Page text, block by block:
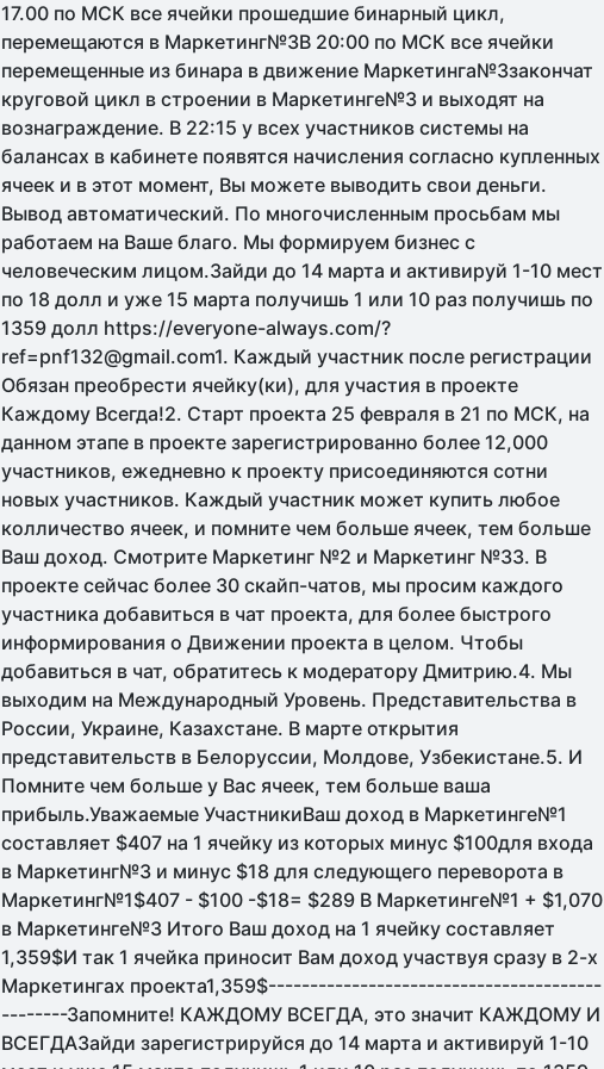
17.00 по МСК все ячейки прошедшие бинарный цикл,
перемещаются в Маркетинг№3В 20:00 по МСК все ячейки
перемещенные из бинара в движение Маркетинга№3закончат
круговой цикл в строении в Маркетинге№3 и выходят на
вознаграждение. В 22:15 у всех участников системы на
балансах в кабинете появятся начисления согласно купленных
ячеек и в этот момент, Вы можете выводить свои деньги.
Вывод автоматический. По многочисленным просьбам мы
работаем на Ваше благо. Мы формируем бизнес с
человеческим лицом.Зайди до 14 марта и активируй 1-10 мест
по 18 долл и уже 15 марта получишь 1 или 10 раз получишь по
1359 долл https://everyone-always.com/?
ref=pnf132@gmail.com1. Каждый участник после регистрации
Обязан преобрести ячейку(ки), для участия в проекте
Каждому Всегда!2. Старт проекта 25 февраля в 21 по МСК, на
данном этапе в проекте зарегистрированно более 12,000
участников, ежедневно к проекту присоединяются сотни
новых участников. Каждый участник может купить любое
колличество ячеек, и помните чем больше ячеек, тем больше
Ваш доход. Смотрите Маркетинг №2 и Маркетинг №33. В
проекте сейчас более 30 скайп-чатов, мы просим каждого
участника добавиться в чат проекта, для более быстрого
информирования о Движении проекта в целом. Чтобы
добавиться в чат, обратитесь к модератору Дмитрию.4. Мы
выходим на Международный Уровень. Представительства в
России, Украине, Казахстане. В марте открытия
представительств в Белоруссии, Молдове, Узбекистане.5. И
Помните чем больше у Вас ячеек, тем больше ваша
прибыль.Уважаемые УчастникиВаш доход в Маркетинге№1
составляет $407 на 1 ячейку из которых минус $100для входа
в Маркетинг№3 и минус $18 для следующего переворота в
Маркетинг№1$407 - $100 -$18= $289 В Маркетинге№1 + $1,070
в Маркетинге№3 Итого Ваш доход на 1 ячейку составляет
1,359$И так 1 ячейка приносит Вам доход участвуя сразу в 2-х
Маркетингах проекта1,359$----------------------------------------
--------Запомните! КАЖДОМУ ВСЕГДА, это значит КАЖДОМУ И
ВСЕГДАЗайди зарегистрируйся до 14 марта и активируй 1-10